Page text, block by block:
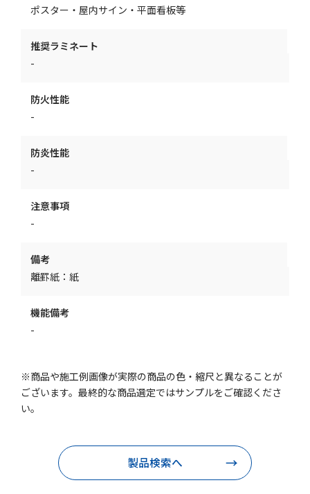
ポスター・屋内サイン・平面看板等
推奨ラミネート
-
防火性能
-
防炎性能
-
注意事項
-
備考
離罫紙：紙
機能備考
-
※商品や施工例画像が実際の商品の色・縮尺と異なることが
ございます。最終的な商品選定ではサンプルをご確認くださ
い。
製品検索へ